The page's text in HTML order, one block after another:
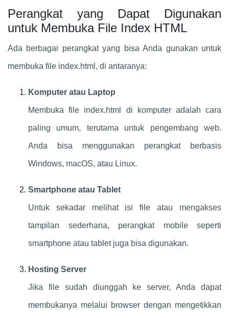
Perangkat yang Dapat Digunakan
untuk Membuka File Index HTML
Ada berbagai perangkat yang bisa Anda gunakan untuk
membuka file index.html, di antaranya:
Komputer atau Laptop
Membuka file index.html di komputer adalah cara
paling umum, terutama untuk pengembang web.
Anda bisa menggunakan perangkat berbasis
Windows, macOS, atau Linux.
Smartphone atau Tablet
Untuk sekadar melihat isi file atau mengakses
tampilan sederhana, perangkat mobile seperti
smartphone atau tablet juga bisa digunakan.
Hosting Server
Jika file sudah diunggah ke server, Anda dapat
membukanya melalui browser dengan mengetikkan